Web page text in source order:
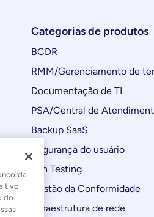
Categorias de produtos
BCDR
RMM/Gerenciamento de
Documentação de TI
PSA/Central de
Backup SaaS
Segurança do usuário
Pen Testing
Gestão da Conformidade
Infraestrutura de rede
do